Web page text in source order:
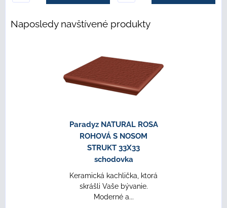
Naposledy navštívené produkty
Paradyz NATURAL ROSA
ROHOVÁ S NOSOM
STRUKT 33X33
schodovka
Keramická kachlička, ktorá
skrášli Vaše bývanie.
Moderné a...